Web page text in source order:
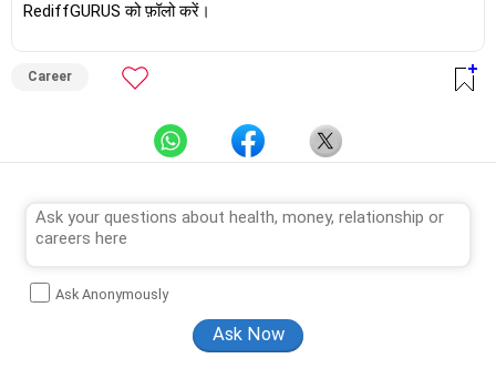
RediffGURUS को फ़ॉलो करें।
Career
Ask Anonymously